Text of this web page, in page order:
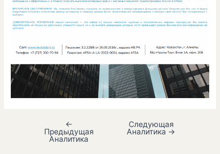
←
Предыдущая
Аналитика
Следующая
Аналитика →